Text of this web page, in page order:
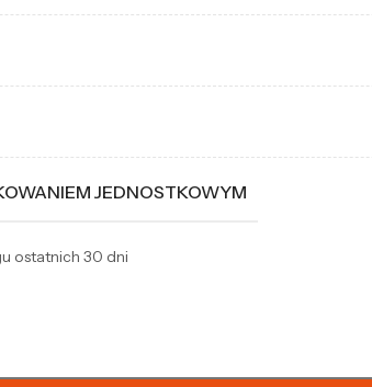
JEDNOSTKOWYM
ostatnich 30 dni